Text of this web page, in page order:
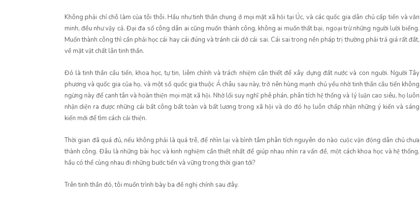
Không phải chỉ chỗ làm của tôi thôi. Hầu như tinh thần chung ở mọi mặt xã hội tại Úc, và các quốc gia dân chủ cấp tiến và văn
minh, đều như vậy cả. Đại đa số công dân ai cũng muốn thành công, không ai muốn thất bại, ngoại trừ những người lười biếng.
Muốn thành công thì cần phải học cái hay cái đúng và tránh cái dở cái sai. Cái sai trong nền pháp trị thường phải trả giá rất đắt,
về mặt vật chất lẫn tinh thần.
Đó là tinh thần cầu tiến, khoa học, tự tin, liêm chính và trách nhiệm cần thiết để xây dựng đất nước và con người. Người Tây
phương và quốc gia của họ, và một số quốc gia thuộc Á châu sau này, trở nên hùng mạnh chủ yếu nhờ tinh thần cầu tiến không
ngừng này để canh tân và hoàn thiện mọi mặt xã hội. Nhờ lối suy nghĩ phê phán, phân tích hệ thống và lý luận cao siêu, họ luôn
nhận diện ra được những cái bất công bất toàn và bất lương trong xã hội và do đó họ luôn chấp nhận những ý kiến và sáng
kiến mới để tìm cách cải thiện.
Thời gian đã quá đủ, nếu không phải là quá trễ, để nhìn lại và bình tâm phân tích nguyên do nào cuộc vận động dân chủ chưa
thành công. Đâu là những bài học và kinh nghiệm cần thiết nhất để giúp nhau nhìn ra vấn đề, một cách khoa học và hệ thống,
hầu có thể cùng nhau đi những bước tiến và vững trong thời gian tới?
Trên tinh thần đó, tôi muốn trình bày ba đề nghị chính sau đây.